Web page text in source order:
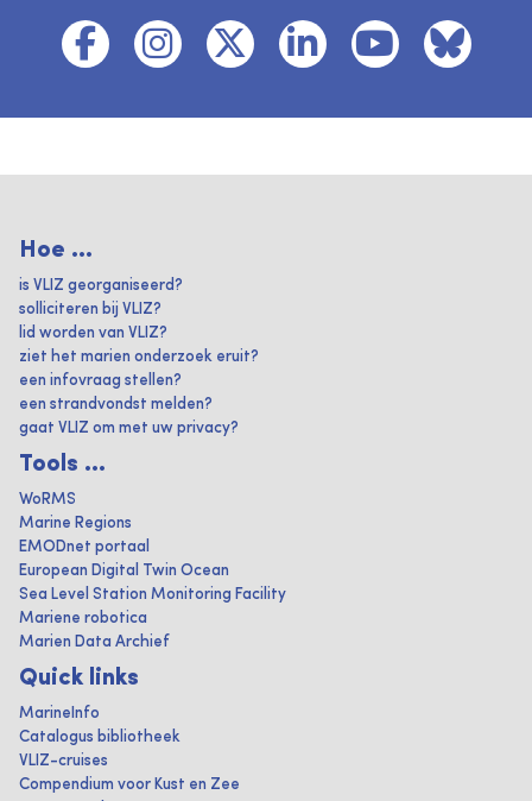
Hoe ...
is VLIZ georganiseerd?
solliciteren bij VLIZ?
lid worden van VLIZ?
ziet het marien onderzoek eruit?
een infovraag stellen?
een strandvondst melden?
gaat VLIZ om met uw privacy?
Tools ...
WoRMS
Marine Regions
EMODnet portaal
European Digital Twin Ocean
Sea Level Station Monitoring Facility
Mariene robotica
Marien Data Archief
Quick links
MarineInfo
Catalogus bibliotheek
VLIZ-cruises
Compendium voor Kust en Zee